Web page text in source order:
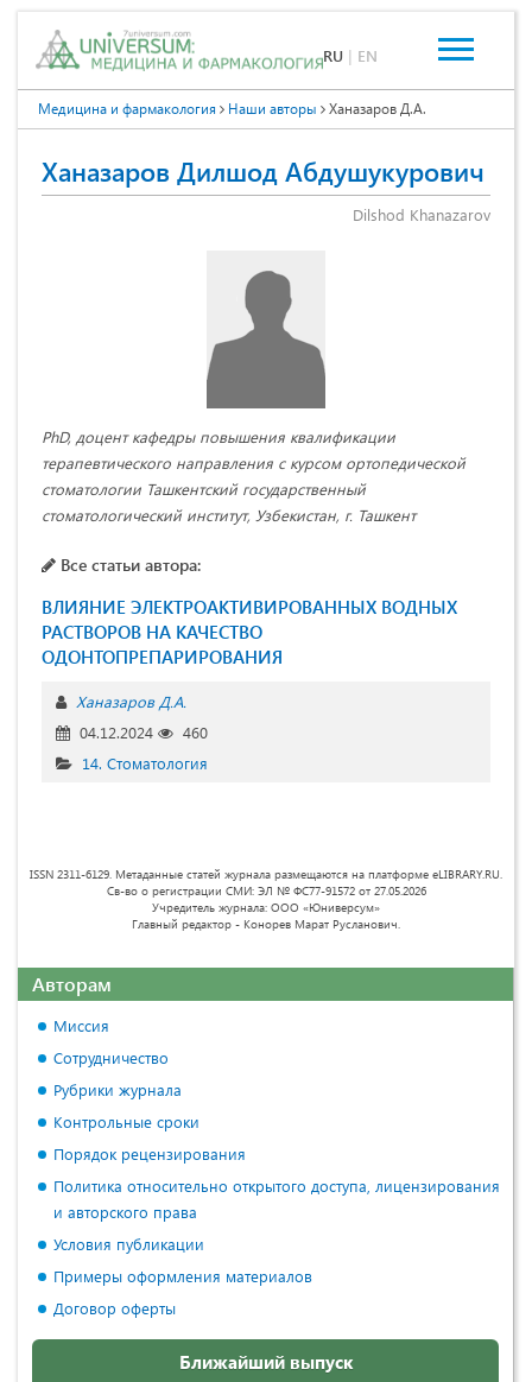
RU | EN
Медицина и фармакология Наши авторы Ханазаров Д.А.
Ханазаров Дилшод Абдушукурович
Dilshod Khanazarov
PhD, доцент кафедры повышения квалификации
терапевтического направления с курсом ортопедической
стоматологии Ташкентский государственный
стоматологический институт, Узбекистан, г. Ташкент
Все статьи автора:
ВЛИЯНИЕ ЭЛЕКТРОАКТИВИРОВАННЫХ ВОДНЫХ
РАСТВОРОВ НА КАЧЕСТВО
ОДОНТОПРЕПАРИРОВАНИЯ
Ханазаров Д.А.
04.12.2024
460
14. Стоматология
ISSN 2311-6129. Метаданные статей журнала размещаются на платформе eLIBRARY.RU.
Св-во о регистрации СМИ: ЭЛ № ФС77-91572 от 27.05.2026
Учредитель журнала: ООО «Юниверсум»
Главный редактор - Конорев Марат Русланович.
Авторам
Миссия
Сотрудничество
Рубрики журнала
Контрольные сроки
Порядок рецензирования
Политика относительно открытого доступа, лицензирования
и авторского права
Условия публикации
Примеры оформления материалов
Договор оферты
Ближайший выпуск